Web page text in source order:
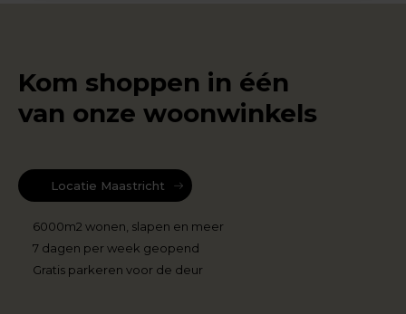
Kom shoppen in één
van onze woonwinkels
Locatie Maastricht
6000m2 wonen, slapen en meer
7 dagen per week geopend
Gratis parkeren voor de deur